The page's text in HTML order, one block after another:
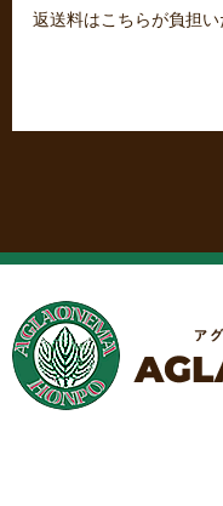
返送料はこちらが負担い